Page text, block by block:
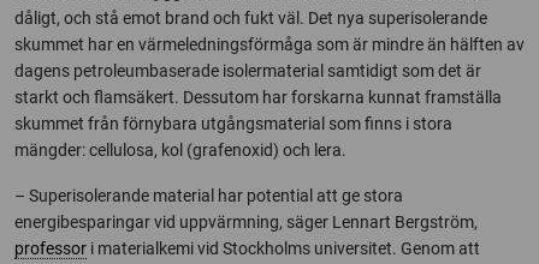
dåligt, och stå emot brand och fukt väl. Det nya superisolerande
skummet har en värmeledningsförmåga som är mindre än hälften av
dagens petroleumbaserade isolermaterial samtidigt som det är
starkt och flamsäkert. Dessutom har forskarna kunnat framställa
skummet från förnybara utgångsmaterial som finns i stora
mängder: cellulosa, kol (grafenoxid) och lera.
– Superisolerande material har potential att ge stora
energibesparingar vid uppvärmning, säger Lennart Bergström,
professor i materialkemi vid Stockholms universitet. Genom att